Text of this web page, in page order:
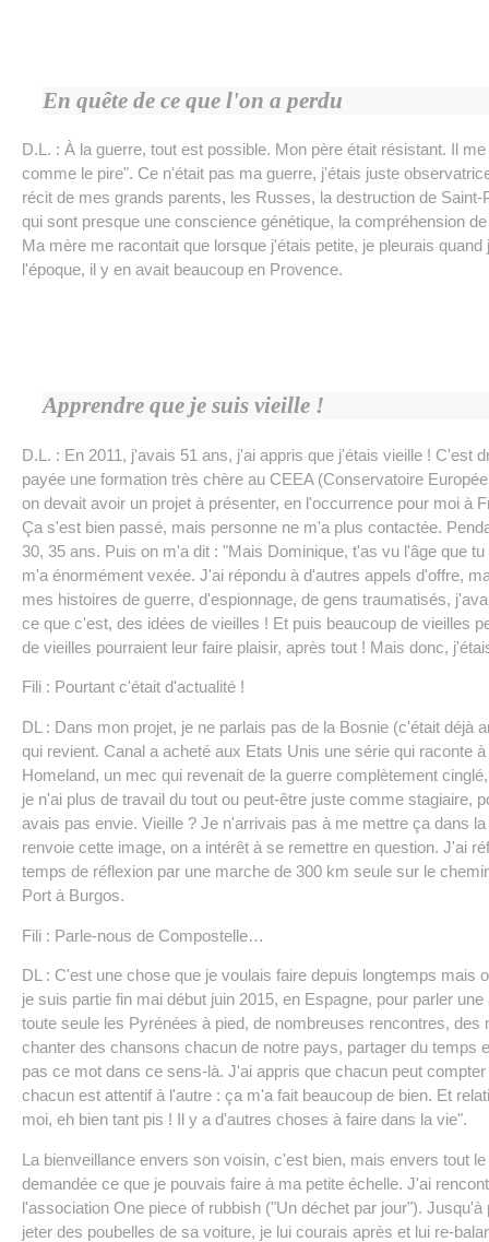
En quête de ce que l'on a perdu
D.L. : À la guerre, tout est possible. Mon père était résistant. Il
comme le pire". Ce n'était pas ma guerre, j'étais juste
récit de mes grands parents, les Russes, la destruction de
qui sont presque une conscience génétique, la compréhension
Ma mère me racontait que lorsque j'étais petite, je pleurais
l'époque, il y en avait beaucoup en Provence.
Apprendre que je suis vieille !
D.L. : En 2011, j'avais 51 ans, j'ai appris que j'étais vieille ! C'est
payée une formation très chère au CEEA (Conservatoire
on devait avoir un projet à présenter, en l'occurrence pour moi à
Ça s'est bien passé, mais personne ne m'a plus contactée.
30, 35 ans. Puis on m'a dit : "Mais Dominique, t'as vu l'âge que
m'a énormément vexée. J'ai répondu à d'autres appels d'offre,
mes histoires de guerre, d'espionnage, de gens traumatisés,
ce que c'est, des idées de vieilles ! Et puis beaucoup de vieilles
de vieilles pourraient leur faire plaisir, après tout ! Mais donc,
Fili : Pourtant c'était d'actualité !
DL : Dans mon projet, je ne parlais pas de la Bosnie (c'était déjà
qui revient. Canal a acheté aux Etats Unis une série qui raconte
Homeland, un mec qui revenait de la guerre complètement
je n'ai plus de travail du tout ou peut-être juste comme stagiaire,
avais pas envie. Vieille ? Je n'arrivais pas à me mettre ça dans
renvoie cette image, on a intérêt à se remettre en question. J'ai
temps de réflexion par une marche de 300 km seule sur le
Port à Burgos.
Fili : Parle-nous de Compostelle…
DL : C'est une chose que je voulais faire depuis longtemps mais
je suis partie fin mai début juin 2015, en Espagne, pour parler
toute seule les Pyrénées à pied, de nombreuses rencontres,
chanter des chansons chacun de notre pays, partager du temps
pas ce mot dans ce sens-là. J'ai appris que chacun peut
chacun est attentif à l'autre : ça m'a fait beaucoup de bien. Et
moi, eh bien tant pis ! Il y a d'autres choses à faire dans la vie".
La bienveillance envers son voisin, c'est bien, mais envers tout
demandée ce que je pouvais faire à ma petite échelle. J'ai
l'association One piece of rubbish ("Un déchet par jour").
jeter des poubelles de sa voiture, je lui courais après et lui re-